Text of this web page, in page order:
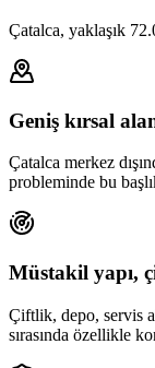
Çatalca, yaklaşık
Geniş kırsal
Çatalca merkez
probleminde bu
Müstakil yapı,
Çiftlik, depo, servis
sırasında özellikle